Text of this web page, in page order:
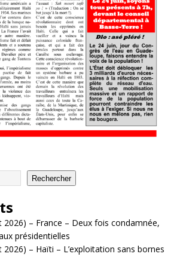
Rechercher
2026) – France – Deux fois condamnée,
présidentielles
2026) – Haïti – L’exploitation sans bornes